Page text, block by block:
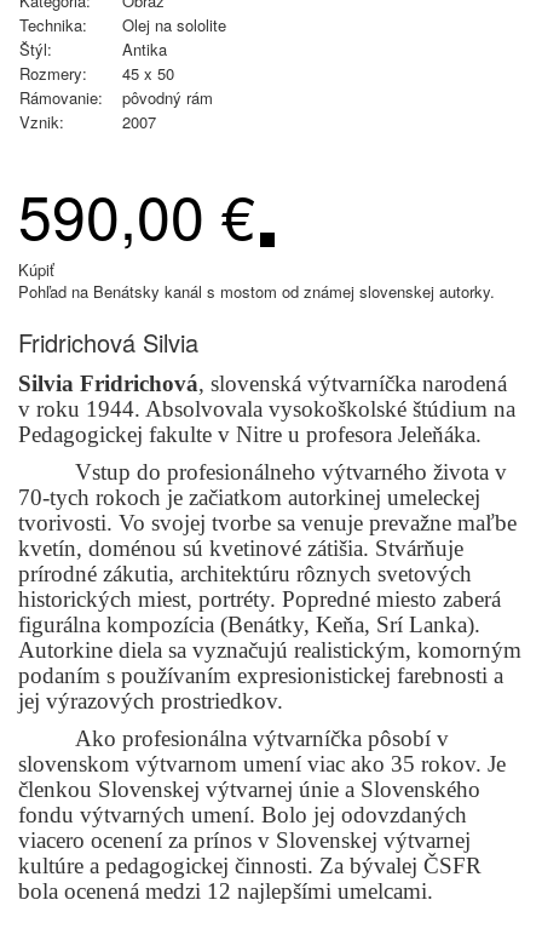
Technika:
Olej na sololite
Štýl:
Antika
Rozmery:
45 x 50
Rámovanie:
pôvodný rám
Vznik:
2007
590,00 €
Kúpiť
Pohľad na Benátsky kanál s mostom od známej slovenskej autorky.
Fridrichová Silvia
Silvia Fridrichová, slovenská výtvarníčka narodená
v roku 1944. Absolvovala vysokoškolské štúdium na
Pedagogickej fakulte v Nitre u profesora Jeleňáka.
Vstup do profesionálneho výtvarného života v
70-tych rokoch je začiatkom autorkinej umeleckej
tvorivosti. Vo svojej tvorbe sa venuje prevažne maľbe
kvetín, doménou sú kvetinové zátišia. Stvárňuje
prírodné zákutia, architektúru rôznych svetových
historických miest, portréty. Popredné miesto zaberá
figurálna kompozícia (Benátky, Keňa, Srí Lanka).
Autorkine diela sa vyznačujú realistickým, komorným
podaním s používaním expresionistickej farebnosti a
jej výrazových prostriedkov.
Ako profesionálna výtvarníčka pôsobí v
slovenskom výtvarnom umení viac ako 35 rokov. Je
členkou Slovenskej výtvarnej únie a Slovenského
fondu výtvarných umení. Bolo jej odovzdaných
viacero ocenení za prínos v Slovenskej výtvarnej
kultúre a pedagogickej činnosti. Za bývalej ČSFR
bola ocenená medzi 12 najlepšími umelcami.